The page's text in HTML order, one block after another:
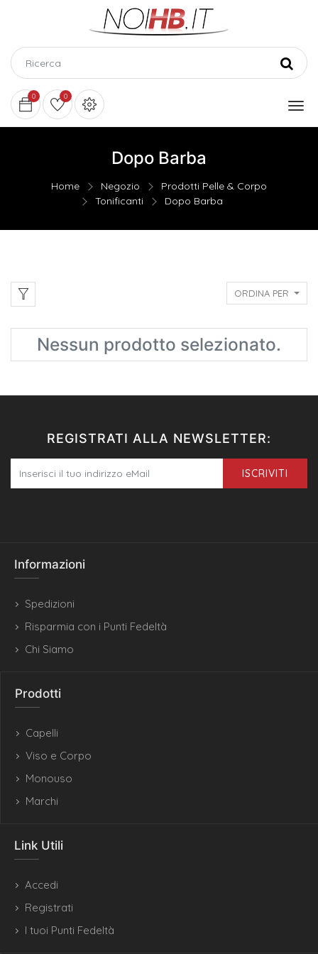
0 0
Dopo Barba
Home Negozio
Prodotti Pelle & Corpo
Tonificanti
Dopo Barba
ORDINA PER
Nessun prodotto selezionato.
REGISTRATI ALLA NEWSLETTER:
ISCRIVITI
Informazioni
Spedizioni
Risparmia con i Punti Fedeltà
Chi Siamo
Prodotti
Capelli
Viso e Corpo
Monouso
Marchi
Link Utili
Accedi
Registrati
I tuoi Punti Fedeltà